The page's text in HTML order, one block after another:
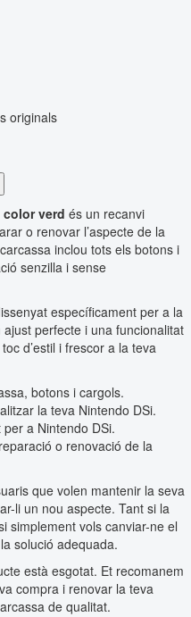
originals
color verd és un recanvi
o renovar l’aspecte de la
inclou tots els botons i
senzilla i sense
específicament per a la
perfecte i una funcionalitat
d’estil i frescor a la teva
botons i cargols.
la teva Nintendo DSi.
a Nintendo DSi.
o renovació de la
que volen mantenir la seva
li un nou aspecte. Tant si la
simplement vols canviar-ne el
solució adequada.
està esgotat. Et recomanem
compra i renovar la teva
de qualitat.